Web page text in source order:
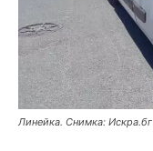
Линейка. Снимка: Искра.бг